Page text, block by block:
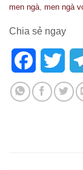
men ngà men ngà
Chia sẻ ngay
Facebook